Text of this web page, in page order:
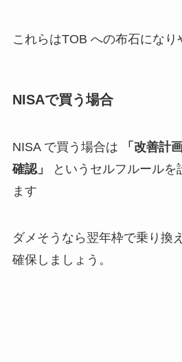
これらはTOB への布石になり
NISAで買う場合
NISA で買う場合は
「改善計
確認」
というセルフルールを
ます
ダメそうなら翌年枠で乗り換
確保しましょう。